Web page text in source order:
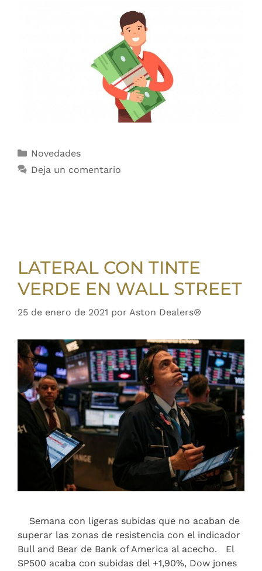
Novedades
Deja un comentario
LATERAL CON TINTE
VERDE EN WALL STREET
25 de enero de 2021 por Aston Dealers®
Semana con ligeras subidas que no acaban de
superar las zonas de resistencia con el indicador
Bull and Bear de Bank of America al acecho. El
SP500 acaba con subidas del +1,90%, Dow jones